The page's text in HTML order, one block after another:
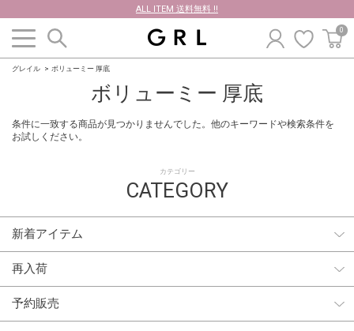
ALL ITEM 送料無料 !!
0
グレイル ボリューミー 厚底
カテゴリー
CATEGORY
新着アイテム
再入荷
予約販売
ボリューミー 厚底
条件に一致する商品が見つかりませんでした。他のキーワードや検索条件を
お試しください。